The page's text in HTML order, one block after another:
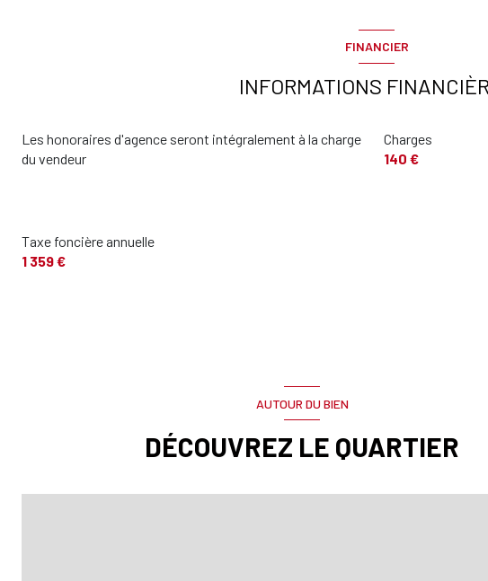
Toilettes
FINANCIER
INFORMATIONS
Les honoraires d'agence seront intégralement à la charge
du vendeur
Charges
140 €
Taxe foncière annuelle
1 359 €
AUTOUR DU BIEN
DÉCOUVREZ LE QUARTIER